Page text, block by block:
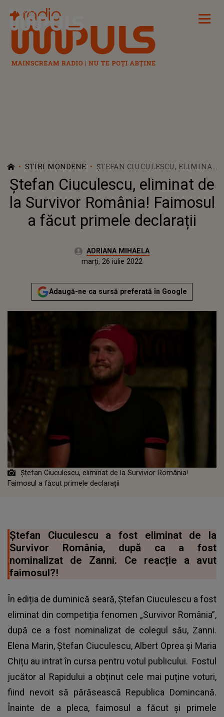
Radio Impuls
STIRI MONDENE
ȘTEFAN CIUCULESCU, ELIMINAT
DE LA SURVIVOR ROMÂNIA!
FAIMOSUL A FĂCUT PRIMELE
DECLARAȚII
Ștefan Ciuculescu, eliminat de
la Survivor România! Faimosul
a făcut primele declarații
Autor:ADRIANA MIHAELA
Actualizat:
marți, 26 iulie 2022
Adaugă-ne ca sursă preferată în Google
Ștefan Ciuculescu, eliminat de la Survivior România!
Faimosul a făcut primele declarații
Ștefan Ciuculescu a fost eliminat de la
Survivor România, după ca a fost
nominalizat de Zanni. Ce reacție a avut
faimosul?!
În ediția de duminică seară, Ștefan Ciuculescu a fost
eliminat din competiția fenomen „Survivor România”,
după ce a fost nominalizat de colegul său, Zanni.
Elena Marin, Ștefan Ciuculescu, Albert Oprea și Maria
Chițu au intrat în cursa pentru votul publicului. Fostul
jucător al Rapidului a obținut cele mai puține voturi,
fiind nevoit să părăsească Republica Domincană.
Înainte de a pleca, faimosul a făcut și primele